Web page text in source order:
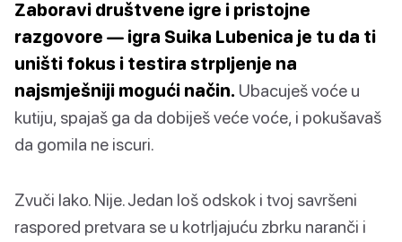
Zaboravi društvene igre i pristojne
razgovore — igra Suika Lubenica je tu da ti
uništi fokus i testira strpljenje na
najsmješniji mogući način. Ubacuješ voće u
kutiju, spajaš ga da dobiješ veće voće, i pokušavaš
da gomila ne iscuri.
Zvuči lako. Nije. Jedan loš odskok i tvoj savršeni
raspored pretvara se u kotrljajuću zbrku naranči i